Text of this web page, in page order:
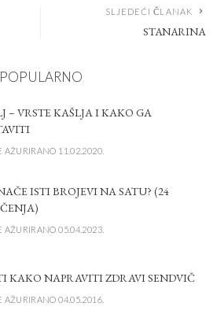
SLJEDEĆI ČLANAK
STANARINA
POPULARNO
– VRSTE KAŠLJA I KAKO GA
AŽURIRANO 11.02.2020.
ISTI BROJEVI NA SATU? (24
AŽURIRANO 05.04.2023.
KAKO NAPRAVITI ZDRAVI SENDVIČ
AŽURIRANO 04.05.2016.